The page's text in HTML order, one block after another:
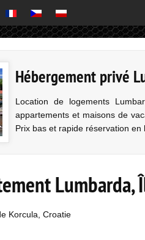
Hébergement privé
Location de logements
appartements et maisons de
Prix bas et rapide réservation en
Lumbarda,
Korcula, Croatie